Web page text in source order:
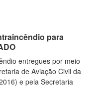
para
entregues por meio
de Aviação Civil da
e pela Secretaria